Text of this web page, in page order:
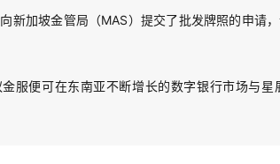
新加坡金管局（MAS）提交了批发牌照的申请
服便可在东南亚不断增长的数字银行市场与